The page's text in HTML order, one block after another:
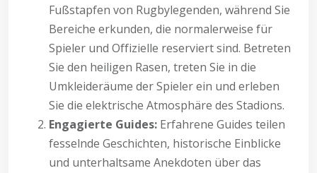
Fußstapfen von Rugbylegenden, während Sie
Bereiche erkunden, die normalerweise für
Spieler und Offizielle reserviert sind. Betreten
Sie den heiligen Rasen, treten Sie in die
Umkleideräume der Spieler ein und erleben
Sie die elektrische Atmosphäre des Stadions.
Engagierte Guides: Erfahrene Guides teilen
fesselnde Geschichten, historische Einblicke
und unterhaltsame Anekdoten über das